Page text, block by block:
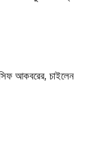
আকবরের, চাইলেন